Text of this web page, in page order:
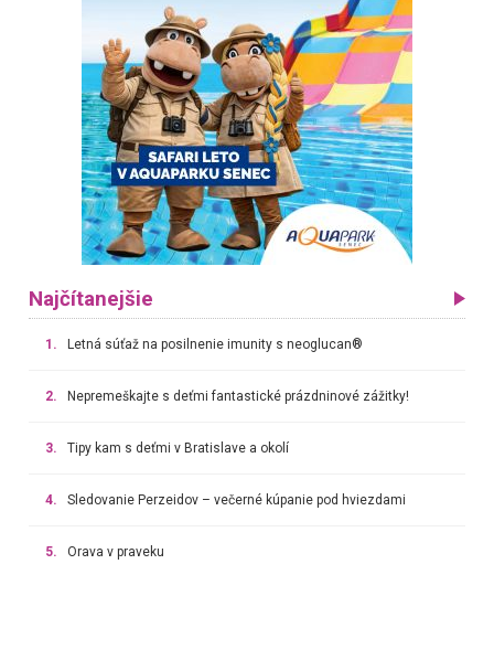
Najčítanejšie
1. Letná súťaž na posilnenie imunity s neoglucan®
2. Nepremeškajte s deťmi fantastické prázdninové zážitky!
3. Tipy kam s deťmi v Bratislave a okolí
4. Sledovanie Perzeidov – večerné kúpanie pod hviezdami
5. Orava v praveku